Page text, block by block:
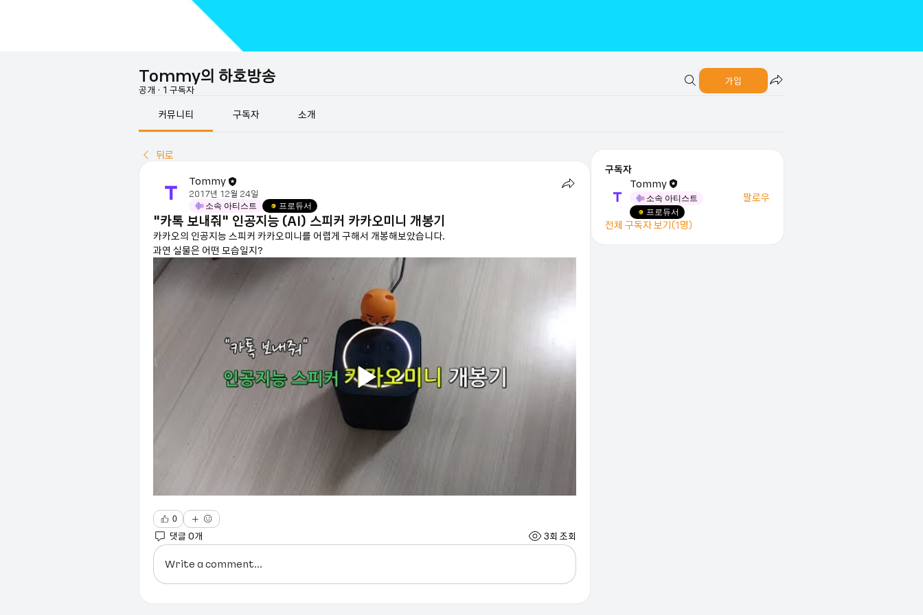
Tommy의 하호방송
공개 · 1 구독자
가입
커뮤니티 구독자 소개
뒤로
Tommy
2017년 12월 24일
소속 아티스트 프로듀서
"카톡 보내줘" 인공지능 (AI) 스피커 카카오미니 개봉기
카카오의 인공지능 스피커 카카오미니를 어렵게 구해서 개봉해보았습니다.
과연 실물은 어떤 모습일지?
0
댓글 0개 3회 조회
Write a comment...
구독자
Tommy
소속 아티스트
프로듀서
팔로우
전체 구독자 보기(1명)